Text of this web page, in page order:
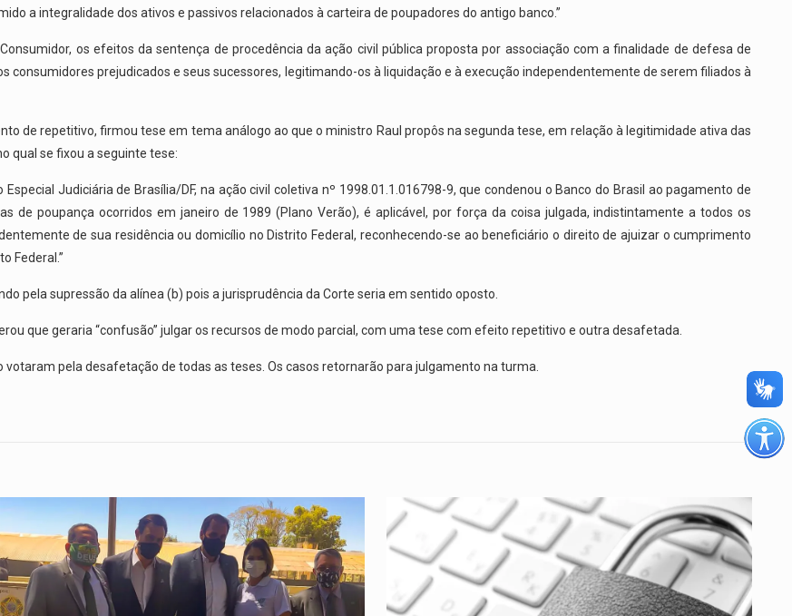
a integralidade dos ativos e passivos relacionados à carteira de poupadores do antigo banco.”
os efeitos da sentença de procedência da ação civil pública proposta por associação com a finalidade de defesa de
consumidores prejudicados e seus sucessores, legitimando-os à liquidação e à execução independentemente de serem filiados à
de repetitivo, firmou tese em tema análogo ao que o ministro Raul propôs na segunda tese, em relação à legitimidade ativa das
qual se fixou a seguinte tese:
Judiciária de Brasília/DF, na ação civil coletiva nº 1998.01.1.016798-9, que condenou o Banco do Brasil ao pagamento de
de poupança ocorridos em janeiro de 1989 (Plano Verão), é aplicável, por força da coisa julgada, indistintamente a todos os
de sua residência ou domicílio no Distrito Federal, reconhecendo-se ao beneficiário o direito de ajuizar o cumprimento
Federal.”
pela supressão da alínea (b) pois a jurisprudência da Corte seria em sentido oposto.
que geraria “confusão” julgar os recursos de modo parcial, com uma tese com efeito repetitivo e outra desafetada.
pela desafetação de todas as teses. Os casos retornarão para julgamento na turma.